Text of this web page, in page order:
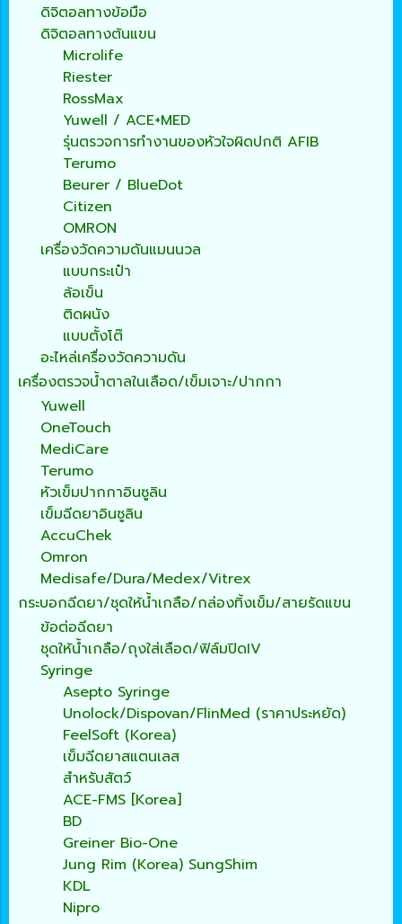
ดิจิตอลทางข้อมือ
ดิจิตอลทางต้นแขน
Microlife
Riester
RossMax
Yuwell / ACE+MED
รุ่นตรวจการทำงานของหัวใจผิดปกติ AFIB
Terumo
Beurer / BlueDot
Citizen
OMRON
เครื่องวัดความดันแมนนวล
แบบกระเป๋า
ล้อเข็น
ติดผนัง
แบบตั้งโต๊
อะไหล่เครื่องวัดความดัน
เครื่องตรวจน้ำตาลในเลือด/เข็มเจาะ/ปากกา
Yuwell
OneTouch
MediCare
Terumo
หัวเข็มปากกาอินซูลิน
เข็มฉีดยาอินซูลิน
AccuChek
Omron
Medisafe/Dura/Medex/Vitrex
กระบอกฉีดยา/ชุดให้น้ำเกลือ/กล่องทิ้งเข็ม/สายรัดแขน
ข้อต่อฉีดยา
ชุดให้น้ำเกลือ/ถุงใส่เลือด/ฟิล์มปิดIV
Syringe
Asepto Syringe
Unolock/Dispovan/FlinMed (ราคาประหยัด)
FeelSoft (Korea)
เข็มฉีดยาสแตนเลส
สำหรับสัตว์
ACE-FMS [Korea]
BD
Greiner Bio-One
Jung Rim (Korea) SungShim
KDL
Nipro